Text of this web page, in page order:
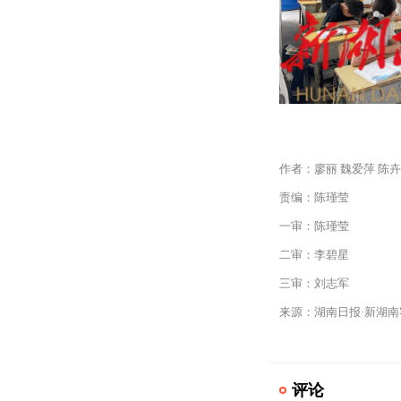
作者：廖丽 魏爱萍 陈卉
责编：陈瑾莹
一审：陈瑾莹
二审：李碧星
三审：刘志军
来源：湖南日报·新湖
评论